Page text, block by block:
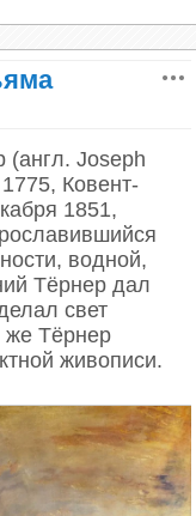
глаза больше
Hawkes)
°C («шум
из глины
не пьют, а
для удаления
и чай
10–30
Joseph
Ковент-
1851,
водной,
Тёрнер дал
свет
же Тёрнер
живописи.